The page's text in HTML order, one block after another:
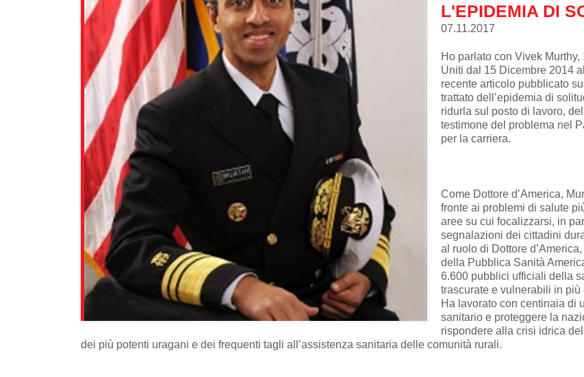
L'EPIDEMIA DI
07.11.2017
Ho parlato con Vivek
Uniti dal 15 Dicembre 2014
recente articolo pubblicato
trattato dell’epidemia di
ridurla sul posto di lavoro,
testimone del problema nel
per la carriera.
Come Dottore d’America,
fronte ai problemi di salute
aree su cui focalizzarsi, in
segnalazioni dei cittadini
al ruolo di Dottore
della Pubblica Sanità
6.600 pubblici ufficiali della
trascurate e vulnerabili in più
Ha lavorato con centinaia di
sanitario e proteggere la
rispondere alla crisi idrica
dei più potenti uragani e dei frequenti tagli all’assistenza sanitaria delle comunità rurali.